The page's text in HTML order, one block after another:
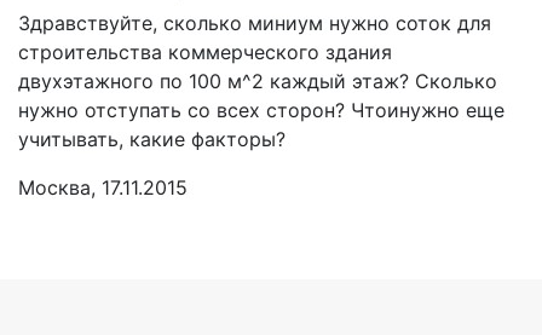
Здравствуйте, сколько миниум нужно соток для
строительства коммерческого здания
двухэтажного по 100 м^2 каждый этаж? Сколько
нужно отступать со всех сторон? Чтоинужно еще
учитывать, какие факторы?
Москва, 17.11.2015